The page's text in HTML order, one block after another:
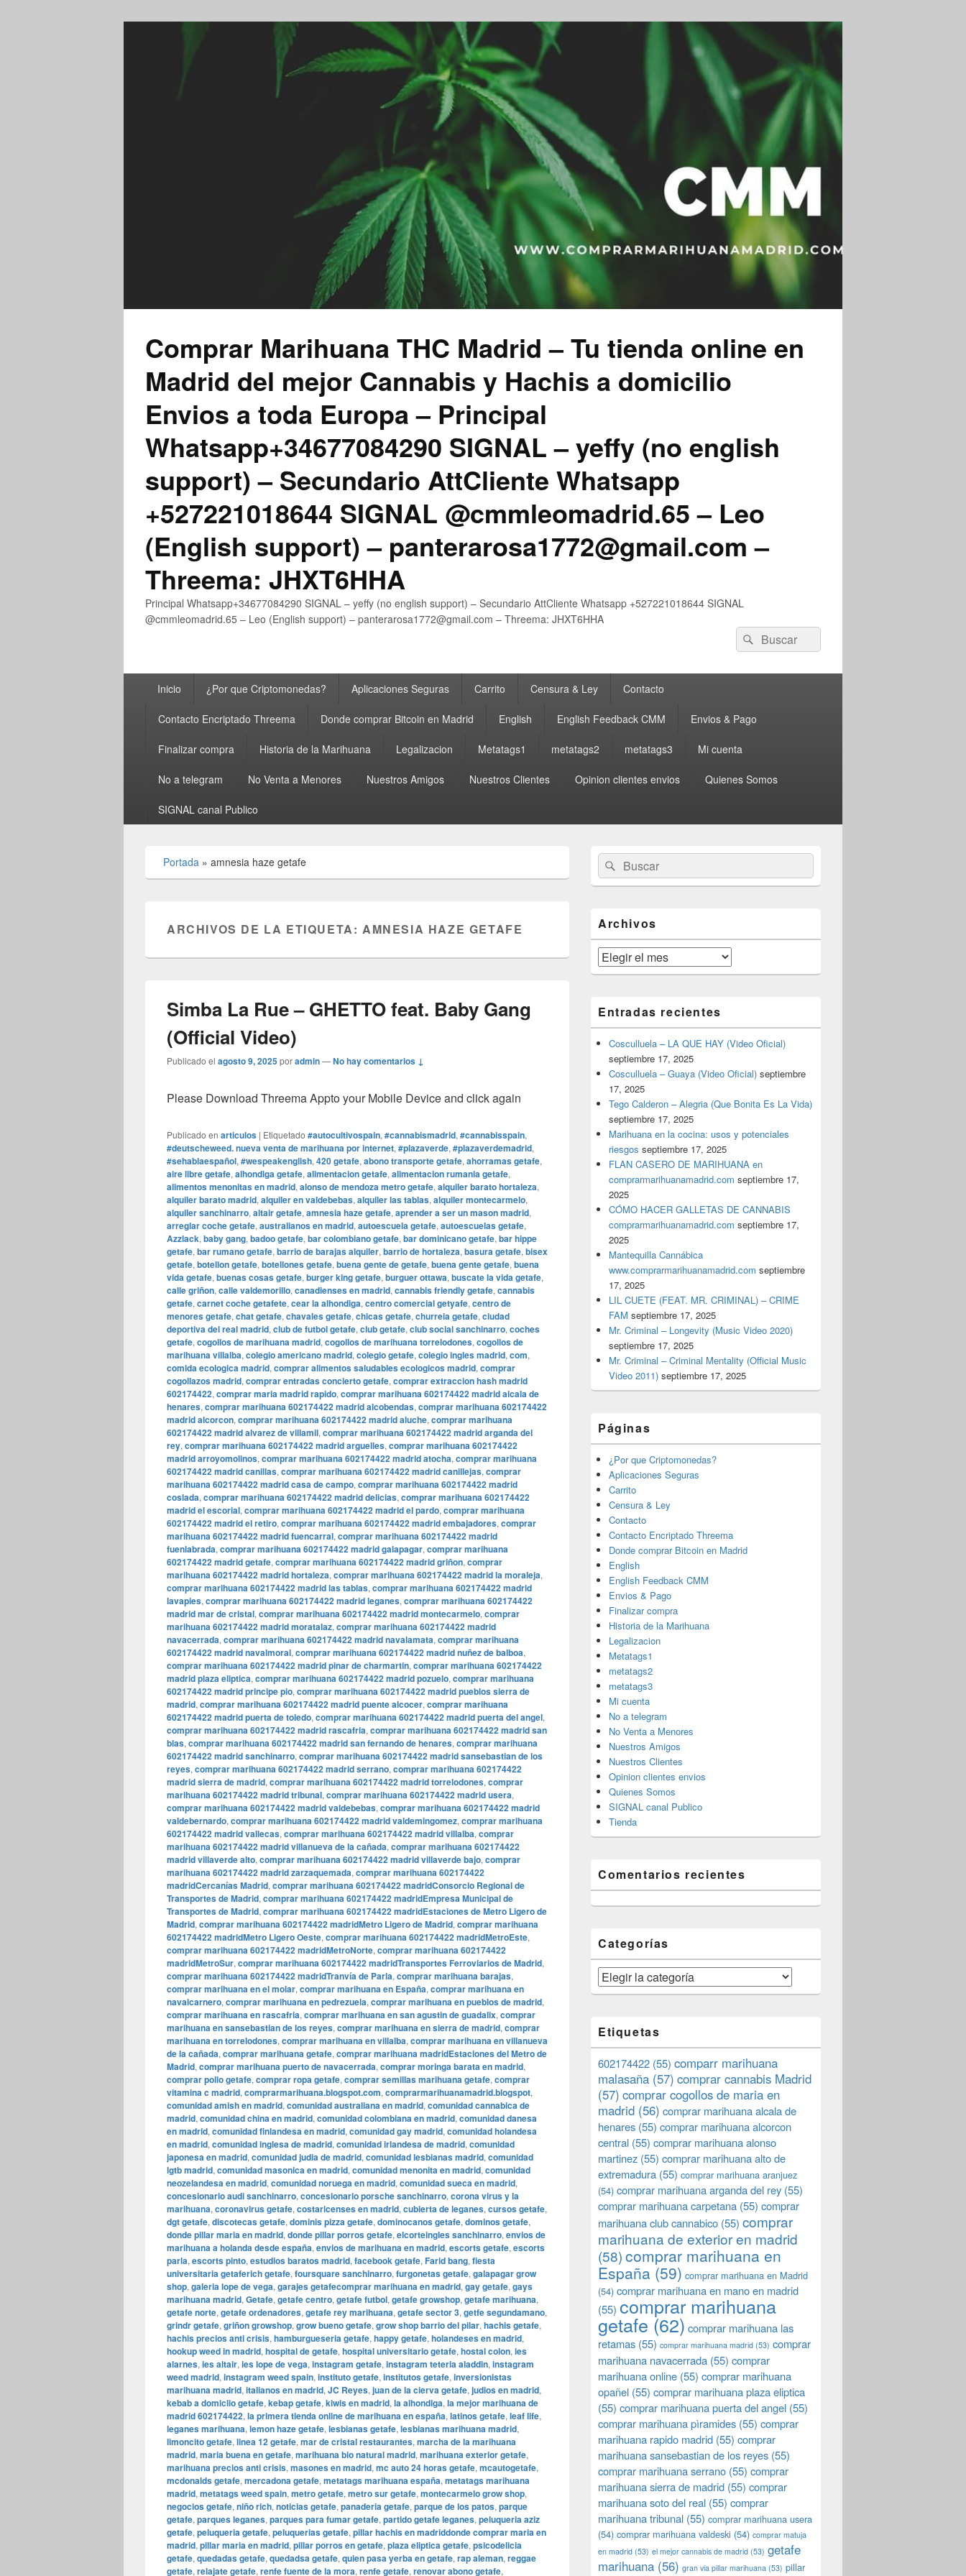
Comprar Marihuana THC Madrid – Tu tienda online en
Madrid del mejor Cannabis y Hachis a domicilio
Envios a toda Europa – Principal
Whatsapp+34677084290 SIGNAL – yeffy (no english
support) – Secundario AttCliente Whatsapp
+527221018644 SIGNAL @cmmleomadrid.65 – Leo
(English support) – panterarosa1772@gmail.com –
Threema: JHXT6HHA
Principal Whatsapp+34677084290 SIGNAL – yeffy (no english support) – Secundario AttCliente Whatsapp +527221018644 SIGNAL
@cmmleomadrid.65 – Leo (English support) – panterarosa1772@gmail.com – Threema: JHXT6HHA
Buscar
por:
Buscar
principalInicio ¿Por que Criptomonedas? Aplicaciones Seguras Carrito Censura & Ley Contacto
Contacto Encriptado Threema Donde comprar Bitcoin en Madrid English English Feedback CMM Envios & Pago
Finalizar compra Historia de la Marihuana Legalizacion Metatags1 metatags2 metatags3 Mi cuenta
No a telegram No Venta a Menores Nuestros Amigos Nuestros Clientes Opinion clientes envios Quienes Somos
SIGNAL canal Publico
Portada » amnesia haze getafe
ARCHIVOS DE LA ETIQUETA:AMNESIA HAZE GETAFE
Simba La Rue – GHETTO feat. Baby Gang
(Official Video)
Publicado el agosto 9, 2025poradmin—No hay comentarios ↓
Please Download Threema Appto your Mobile Device and click again
Publicado en articulos | Etiquetado #autocultivospain, #cannabismadrid, #cannabisspain,
#deutscheweed. nueva venta de marihuana por internet, #plazaverde, #plazaverdemadrid,
#sehablaespañol, #wespeakenglish, 420 getafe, abono transporte getafe, ahorramas getafe,
aire libre getafe, alhondiga getafe, alimentacion getafe, alimentacion rumania getafe,
alimentos menonitas en madrid, alonso de mendoza metro getafe, alquiler barato hortaleza,
alquiler barato madrid, alquiler en valdebebas, alquiler las tablas, alquiler montecarmelo,
alquiler sanchinarro, altair getafe, amnesia haze getafe, aprender a ser un mason madrid,
arreglar coche getafe, australianos en madrid, autoescuela getafe, autoescuelas getafe,
Azzlack, baby gang, badoo getafe, bar colombiano getafe, bar dominicano getafe, bar hippe
getafe, bar rumano getafe, barrio de barajas alquiler, barrio de hortaleza, basura getafe, bisex
getafe, botellon getafe, botellones getafe, buena gente de getafe, buena gente getafe, buena
vida getafe, buenas cosas getafe, burger king getafe, burguer ottawa, buscate la vida getafe,
calle griñon, calle valdemorillo, canadienses en madrid, cannabis friendly getafe, cannabis
getafe, carnet coche getafete, cear la alhondiga, centro comercial getyafe, centro de
menores getafe, chat getafe, chavales getafe, chicas getafe, churreia getafe, ciudad
deportiva del real madrid, club de futbol getafe, club getafe, club social sanchinarro, coches
getafe, cogollos de marihuana madrid, cogollos de marihuana torrelodones, cogollos de
marihuana villalba, colegio americano madrid, colegio getafe, colegio ingles madrid, com,
comida ecologica madrid, comprar alimentos saludables ecologicos madrid, comprar
cogollazos madrid, comprar entradas concierto getafe, comprar extraccion hash madrid
602174422, comprar maria madrid rapido, comprar marihuana 602174422 madrid alcala de
henares, comprar marihuana 602174422 madrid alcobendas, comprar marihuana 602174422
madrid alcorcon, comprar marihuana 602174422 madrid aluche, comprar marihuana
602174422 madrid alvarez de villamil, comprar marihuana 602174422 madrid arganda del
rey, comprar marihuana 602174422 madrid arguelles, comprar marihuana 602174422
madrid arroyomolinos, comprar marihuana 602174422 madrid atocha, comprar marihuana
602174422 madrid canillas, comprar marihuana 602174422 madrid canillejas, comprar
marihuana 602174422 madrid casa de campo, comprar marihuana 602174422 madrid
coslada, comprar marihuana 602174422 madrid delicias, comprar marihuana 602174422
madrid el escorial, comprar marihuana 602174422 madrid el pardo, comprar marihuana
602174422 madrid el retiro, comprar marihuana 602174422 madrid embajadores, comprar
marihuana 602174422 madrid fuencarral, comprar marihuana 602174422 madrid
fuenlabrada, comprar marihuana 602174422 madrid galapagar, comprar marihuana
602174422 madrid getafe, comprar marihuana 602174422 madrid griñon, comprar
marihuana 602174422 madrid hortaleza, comprar marihuana 602174422 madrid la moraleja,
comprar marihuana 602174422 madrid las tablas, comprar marihuana 602174422 madrid
lavapies, comprar marihuana 602174422 madrid leganes, comprar marihuana 602174422
madrid mar de cristal, comprar marihuana 602174422 madrid montecarmelo, comprar
marihuana 602174422 madrid moratalaz, comprar marihuana 602174422 madrid
navacerrada, comprar marihuana 602174422 madrid navalamata, comprar marihuana
602174422 madrid navalmoral, comprar marihuana 602174422 madrid nuñez de balboa,
comprar marihuana 602174422 madrid pinar de charmartin, comprar marihuana 602174422
madrid plaza eliptica, comprar marihuana 602174422 madrid pozuelo, comprar marihuana
602174422 madrid principe pio, comprar marihuana 602174422 madrid pueblos sierra de
madrid, comprar marihuana 602174422 madrid puente alcocer, comprar marihuana
602174422 madrid puerta de toledo, comprar marihuana 602174422 madrid puerta del angel,
comprar marihuana 602174422 madrid rascafria, comprar marihuana 602174422 madrid san
blas, comprar marihuana 602174422 madrid san fernando de henares, comprar marihuana
602174422 madrid sanchinarro, comprar marihuana 602174422 madrid sansebastian de los
reyes, comprar marihuana 602174422 madrid serrano, comprar marihuana 602174422
madrid sierra de madrid, comprar marihuana 602174422 madrid torrelodones, comprar
marihuana 602174422 madrid tribunal, comprar marihuana 602174422 madrid usera,
comprar marihuana 602174422 madrid valdebebas, comprar marihuana 602174422 madrid
valdebernardo, comprar marihuana 602174422 madrid valdemingomez, comprar marihuana
602174422 madrid vallecas, comprar marihuana 602174422 madrid villalba, comprar
marihuana 602174422 madrid villanueva de la cañada, comprar marihuana 602174422
madrid villaverde alto, comprar marihuana 602174422 madrid villaverde bajo, comprar
marihuana 602174422 madrid zarzaquemada, comprar marihuana 602174422
madridCercanías Madrid, comprar marihuana 602174422 madridConsorcio Regional de
Transportes de Madrid, comprar marihuana 602174422 madridEmpresa Municipal de
Transportes de Madrid, comprar marihuana 602174422 madridEstaciones de Metro Ligero de
Madrid, comprar marihuana 602174422 madridMetro Ligero de Madrid, comprar marihuana
602174422 madridMetro Ligero Oeste, comprar marihuana 602174422 madridMetroEste,
comprar marihuana 602174422 madridMetroNorte, comprar marihuana 602174422
madridMetroSur, comprar marihuana 602174422 madridTransportes Ferroviarios de Madrid,
comprar marihuana 602174422 madridTranvía de Parla, comprar marihuana barajas,
comprar marihuana en el molar, comprar marihuana en España, comprar marihuana en
navalcarnero, comprar marihuana en pedrezuela, comprar marihuana en pueblos de madrid,
comprar marihuana en rascafria, comprar marihuana en san agustin de guadalix, comprar
marihuana en sansebastian de los reyes, comprar marihuana en sierra de madrid, comprar
marihuana en torrelodones, comprar marihuana en villalba, comprar marihuana en villanueva
de la cañada, comprar marihuana getafe, comprar marihuana madridEstaciones del Metro de
Madrid, comprar marihuana puerto de navacerrada, comprar moringa barata en madrid,
comprar pollo getafe, comprar ropa getafe, comprar semillas marihuana getafe, comprar
vitamina c madrid, comprarmarihuana.blogspot.com, comprarmarihuanamadrid.blogspot,
comunidad amish en madrid, comunidad australiana en madrid, comunidad cannabica de
madrid, comunidad china en madrid, comunidad colombiana en madrid, comunidad danesa
en madrid, comunidad finlandesa en madrid, comunidad gay madrid, comunidad holandesa
en madrid, comunidad inglesa de madrid, comunidad irlandesa de madrid, comunidad
japonesa en madrid, comunidad judia de madrid, comunidad lesbianas madrid, comunidad
lgtb madrid, comunidad masonica en madrid, comunidad menonita en madrid, comunidad
neozelandesa en madrid, comunidad noruega en madrid, comunidad sueca en madrid,
concesionario audi sanchinarro, concesionario porsche sanchinarro, corona virus y la
marihuana, coronavirus getafe, costaricenses en madrid, cubierta de leganes, cursos getafe,
dgt getafe, discotecas getafe, dominis pizza getafe, dominocanos getafe, dominos getafe,
donde pillar maria en madrid, donde pillar porros getafe, elcorteingles sanchinarro, envios de
marihuana a holanda desde españa, envios de marihuana en madrid, escorts getafe, escorts
parla, escorts pinto, estudios baratos madrid, facebook getafe, Farid bang, fiesta
universitaria getaferich getafe, foursquare sanchinarro, furgonetas getafe, galapagar grow
shop, galeria lope de vega, garajes getafecomprar marihuana en madrid, gay getafe, gays
marihuana madrid, Getafe, getafe centro, getafe futbol, getafe growshop, getafe marihuana,
getafe norte, getafe ordenadores, getafe rey marihuana, getafe sector 3, getfe segundamano,
grindr getafe, griñon growshop, grow bueno getafe, grow shop barrio del pilar, hachis getafe,
hachis precios anti crisis, hamburgueseria getafe, happy getafe, holandeses en madrid,
hookup weed in madrid, hospital de getafe, hospital universitario getafe, hostal colon, ies
alarnes, ies altair, ies lope de vega, instagram getafe, instagram teteria aladdin, instagram
weed madrid, instagram weed spain, instituto getafe, institutos getafe, inversionistas
marihuana madrid, italianos en madrid, JC Reyes, juan de la cierva getafe, judios en madrid,
kebab a domiclio getafe, kebap getafe, kiwis en madrid, la alhondiga, la mejor marihuana de
madrid 602174422, la primera tienda online de marihuana en españa, latinos getafe, leaf life,
leganes marihuana, lemon haze getafe, lesbianas getafe, lesbianas marihuana madrid,
limoncito getafe, linea 12 getafe, mar de cristal restaurantes, marcha de la marihuana
madrid, maria buena en getafe, marihuana bio natural madrid, marihuana exterior getafe,
marihuana precios anti crisis, masones en madrid, mc auto 24 horas getafe, mcautogetafe,
mcdonalds getafe, mercadona getafe, metatags marihuana españa, metatags marihuana
madrid, metatags weed spain, metro getafe, metro sur getafe, montecarmelo grow shop,
negocios getafe, niño rich, noticias getafe, panaderia getafe, parque de los patos, parque
getafe, parques leganes, parques para fumar getafe, partido getafe leganes, peluqueria aziz
getafe, peluqueria getafe, peluquerias getafe, pillar hachis en madriddonde comprar maria en
madrid, pillar maria en madrid, pillar porros en getafe, plaza eliptica getafe, psicodelicia
getafe, quedadas getafe, quedadsa getafe, quien pasa yerba en getafe, rap aleman, reggae
getafe, relajate getafe, renfe fuente de la mora, renfe getafe, renovar abono getafe,
área
de
widget
lateral
primaria
Buscar
por:
Buscar
Archivos
Archivos
Entradas recientes
Cosculluela – LA QUE HAY (Video Oficial)
septiembre 17, 2025
Cosculluela – Guaya (Video Oficial) septiembre
17, 2025
Tego Calderon – Alegria (Que Bonita Es La Vida)
septiembre 17, 2025
Marihuana en la cocina: usos y potenciales
riesgos septiembre 17, 2025
FLAN CASERO DE MARIHUANA en
comprarmarihuanamadrid.com septiembre 17,
2025
CÓMO HACER GALLETAS DE CANNABIS
comprarmarihuanamadrid.com septiembre 17,
2025
Mantequilla Cannábica
www.comprarmarihuanamadrid.com septiembre
17, 2025
LIL CUETE (FEAT. MR. CRIMINAL) – CRIME
FAM septiembre 17, 2025
Mr. Criminal – Longevity (Music Video 2020)
septiembre 17, 2025
Mr. Criminal – Criminal Mentality (Official Music
Video 2011) septiembre 17, 2025
Páginas
¿Por que Criptomonedas?
Aplicaciones Seguras
Carrito
Censura & Ley
Contacto
Contacto Encriptado Threema
Donde comprar Bitcoin en Madrid
English
English Feedback CMM
Envios & Pago
Finalizar compra
Historia de la Marihuana
Legalizacion
Metatags1
metatags2
metatags3
Mi cuenta
No a telegram
No Venta a Menores
Nuestros Amigos
Nuestros Clientes
Opinion clientes envios
Quienes Somos
SIGNAL canal Publico
Tienda
Comentarios recientes
Categorías
Categorías
Etiquetas
602174422 (55) comparr marihuana
malasaña (57) comprar cannabis Madrid
(57) comprar cogollos de maria en
madrid (56) comprar marihuana alcala de
henares (55) comprar marihuana alcorcon
central (55) comprar marihuana alonso
martinez (55) comprar marihuana alto de
extremadura (55) comprar marihuana aranjuez
(54) comprar marihuana arganda del rey (55)
comprar marihuana carpetana (55) comprar
marihuana club cannabico (55) comprar
marihuana de exterior en madrid
(58)comprar marihuana en
España (59) comprar marihuana en Madrid
(54) comprar marihuana en mano en madrid
(55) comprar marihuana
getafe (62) comprar marihuana las
retamas (55) comprar marihuana madrid (53) comprar
marihuana navacerrada (55) comprar
marihuana online (55) comprar marihuana
opañel (55) comprar marihuana plaza eliptica
(55) comprar marihuana puerta del angel (55)
comprar marihuana pìramides (55) comprar
marihuana rapido madrid (55) comprar
marihuana sansebastian de los reyes (55)
comprar marihuana serrano (55) comprar
marihuana sierra de madrid (55) comprar
marihuana soto del real (55) comprar
marihuana tribunal (55) comprar marihuana usera
(54) comprar marihuana valdeski (54) comprar matuja
en madrid (53) el mejor cannabis de madrid (53) getafe
marihuana (56) gran via pillar marihuana (53) pillar